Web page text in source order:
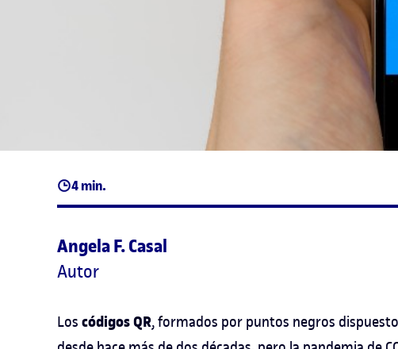
4 min.
Angela F. Casal
Autor
Los códigos QR, formados por puntos negros